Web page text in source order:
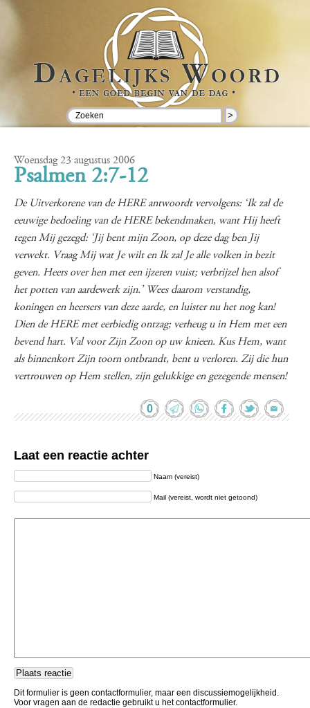
>
Woensdag 23 augustus 2006
Psalmen 2:7-12
De Uitverkorene van de HERE antwoordt vervolgens: ‘Ik zal de
eeuwige bedoeling van de HERE bekendmaken, want Hij heeft
tegen Mij gezegd: ‘Jij bent mijn Zoon, op deze dag ben Jij
verwekt. Vraag Mij wat Je wilt en Ik zal Je alle volken in bezit
geven. Heers over hen met een ijzeren vuist; verbrijzel hen alsof
het potten van aardewerk zijn.’ Wees daarom verstandig,
koningen en heersers van deze aarde, en luister nu het nog kan!
Dien de HERE met eerbiedig ontzag; verheug u in Hem met een
bevend hart. Val voor Zijn Zoon op uw knieen. Kus Hem, want
als binnenkort Zijn toorn ontbrandt, bent u verloren. Zij die hun
vertrouwen op Hem stellen, zijn gelukkige en gezegende mensen!
0
Laat een reactie achter
Naam (vereist)
Mail (vereist, wordt niet getoond)
Dit formulier is geen contactformulier, maar een discussiemogelijkheid.
Voor vragen aan de redactie gebruikt u het contactformulier.